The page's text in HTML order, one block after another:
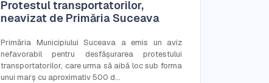
Protestul transportatorilor,
neavizat de Primăria Suceava
Primăria Municipiului Suceava a emis un aviz
nefavorabil pentru desfășurarea protestului
transportatorilor, care urma să aibă loc sub forma
unui marș cu aproximativ 500 d...